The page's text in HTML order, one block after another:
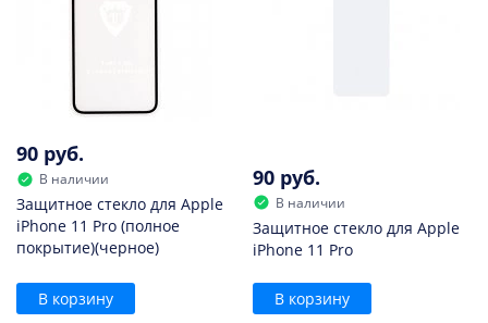
90 руб.
В наличии
Защитное стекло для Apple
iPhone 11 Pro (полное
покрытие)(черное)
В корзину
90 руб.
В наличии
Защитное стекло для Apple
iPhone 11 Pro
В корзину